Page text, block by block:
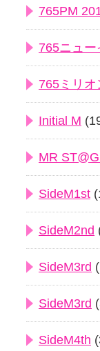
765PM
765ニュー
765ミリ
Initial M
MR
SideM1st
SideM2nd
SideM3rd
SideM3rd
SideM4th